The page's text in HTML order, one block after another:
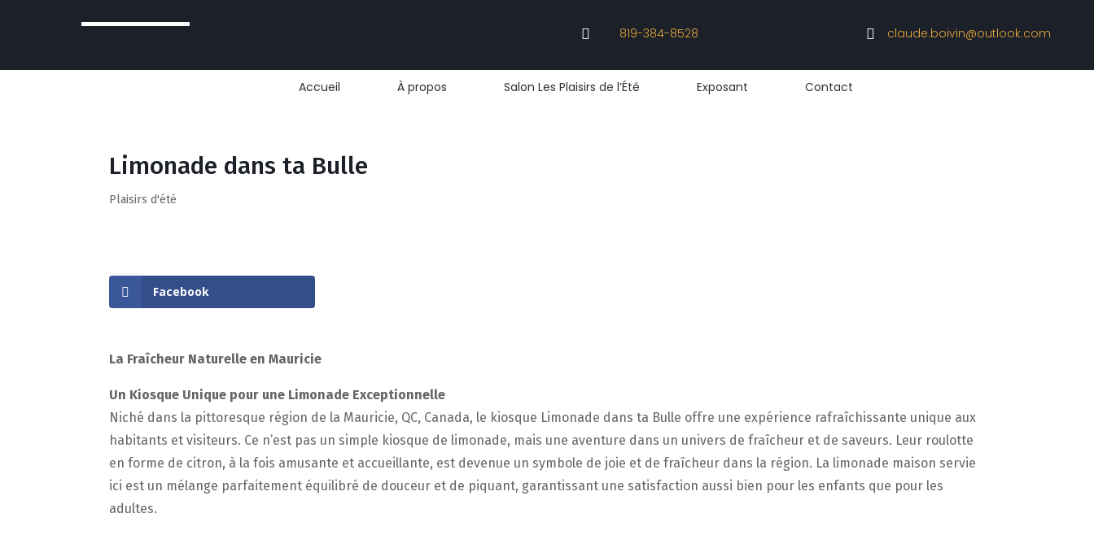
 819-384-8528  claude.boivin@outlook.com
Accueil À propos Salon Les Plaisirs de l’Été Exposant Contact
Limonade dans ta Bulle
Plaisirs d'été
Facebook
La Fraîcheur Naturelle en Mauricie
Un Kiosque Unique pour une Limonade Exceptionnelle
Niché dans la pittoresque région de la Mauricie, QC, Canada, le kiosque Limonade dans ta Bulle offre une expérience rafraîchissante unique aux
habitants et visiteurs. Ce n’est pas un simple kiosque de limonade, mais une aventure dans un univers de fraîcheur et de saveurs. Leur roulotte
en forme de citron, à la fois amusante et accueillante, est devenue un symbole de joie et de fraîcheur dans la région. La limonade maison servie
ici est un mélange parfaitement équilibré de douceur et de piquant, garantissant une satisfaction aussi bien pour les enfants que pour les
adultes.